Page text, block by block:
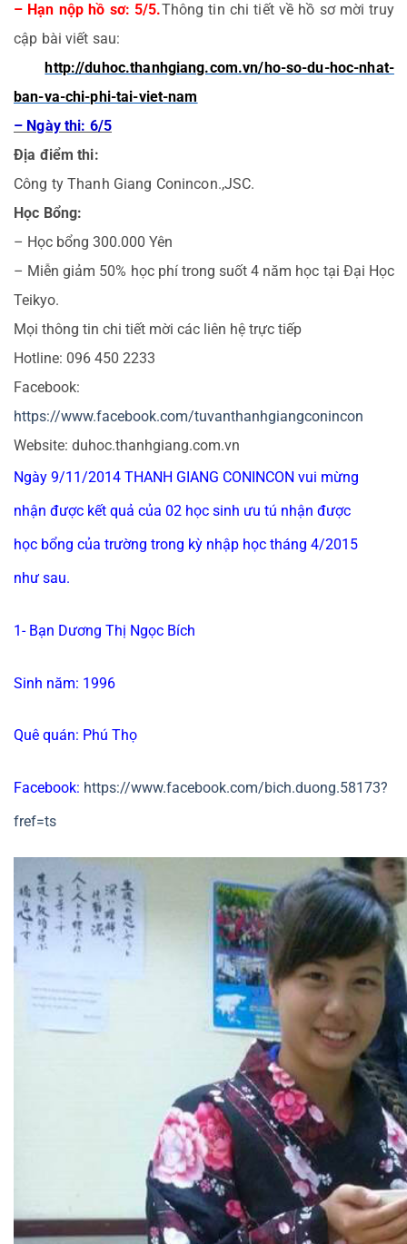
– Hạn nộp hồ sơ: 5/5.Thông tin chi tiết về hồ sơ mời truy
cập bài viết sau:
http://duhoc.thanhgiang.com.vn/ho-so-du-hoc-nhat-
ban-va-chi-phi-tai-viet-nam
– Ngày thi: 6/5
Địa điểm thi:
Công ty Thanh Giang Conincon.,JSC.
Học Bổng:
– Học bổng 300.000 Yên
– Miễn giảm 50% học phí trong suốt 4 năm học tại Đại Học
Teikyo.
Mọi thông tin chi tiết mời các liên hệ trực tiếp
Hotline: 096 450 2233
Facebook:
https://www.facebook.com/tuvanthanhgiangconincon
Website: duhoc.thanhgiang.com.vn
Ngày 9/11/2014 THANH GIANG CONINCON vui mừng
nhận được kết quả của 02 học sinh ưu tú nhận được
học bổng của trường trong kỳ nhập học tháng 4/2015
như sau.
1- Bạn Dương Thị Ngọc Bích
Sinh năm: 1996
Quê quán: Phú Thọ
Facebook: https://www.facebook.com/bich.duong.58173?
fref=ts